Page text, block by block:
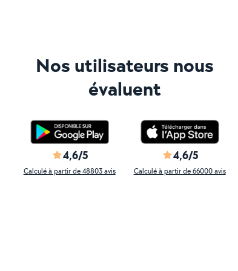
Nos utilisateurs nous
évaluent
4,6/5
Calculé à partir de 48803 avis
4,6/5
Calculé à partir de 66000 avis